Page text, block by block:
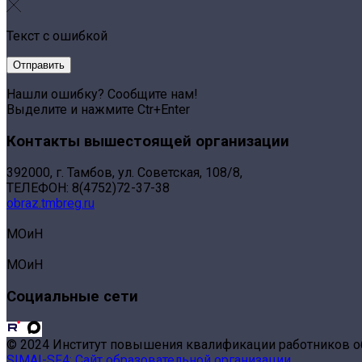
Текст с ошибкой
Нашли ошибку? Сообщите нам!
Выделите и нажмите Ctr+Enter
Контакты вышестоящей организации
392000, г. Тамбов, ул. Советская, 108/8,
ТЕЛЕФОН: 8(4752)72-37-38
obraz.tmbreg.ru
МОиН
МОиН
Социальные сети
© 2024 Институт повышения квалификации работников